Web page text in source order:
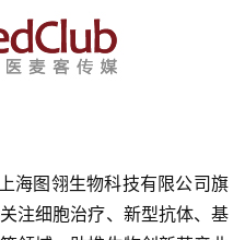
海图翎生物科技有限公司旗
注细胞治疗、新型抗体、基